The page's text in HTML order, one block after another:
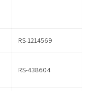
RS-1214569
RS-438604